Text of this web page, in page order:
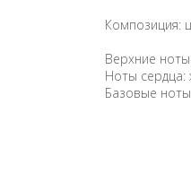
Композиция:
Верхние
Ноты сердца:
Базовые